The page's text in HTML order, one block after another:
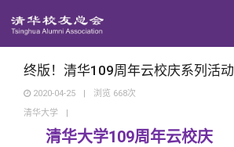
西南联大校友会
义工计划
新媒体平台
青春风采
信息化服务
总会简介
关闭
终版！清华109周年云校庆系列活动
2020-04-25 | 浏览 668次
清华大学
|
清华大学109周年云校庆